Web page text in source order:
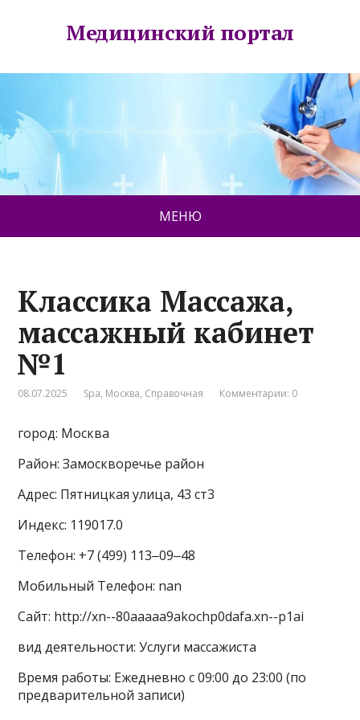
Медицинский портал
МЕНЮ
Классика Массажа,
массажный кабинет
№1
08.07.2025 Spa, Москва, Справочная Комментарии: 0
город: Москва
Район: Замоскворечье район
Адрес: Пятницкая улица, 43 ст3
Индекс: 119017.0
Телефон: +7 (499) 113‒09‒48
Мобильный Телефон: nan
Сайт: http://xn--80aaaaa9akochp0dafa.xn--p1ai
вид деятельности: Услуги массажиста
Время работы: Ежедневно с 09:00 до 23:00 (по
предварительной записи)